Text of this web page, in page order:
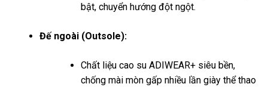
bật, chuyển hướng đột ngột.
Đế ngoài (Outsole):
Chất liệu cao su ADIWEAR+ siêu bền,
chống mài mòn gấp nhiều lần giày thể thao